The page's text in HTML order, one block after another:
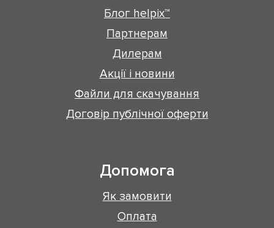
Блог helpix™
Партнерам
Дилерам
Акції і новини
Файли для скачування
Договір публічної оферти
Допомога
Як замовити
Оплата